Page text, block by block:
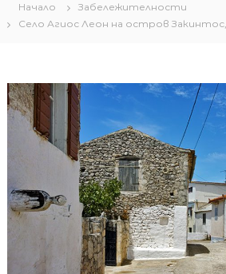
Начало
Забележителности
Село Агиос Леон на остров